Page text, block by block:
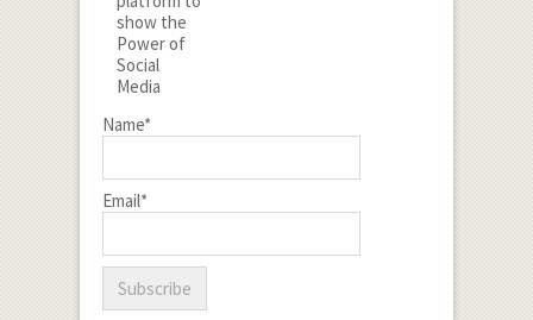
Name*
Email*